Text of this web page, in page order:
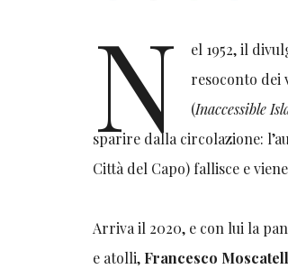
N el 1952, il
resoconto dei
(Inaccessible
sparire dalla circolazione:
Città del Capo) fallisce e
Arriva il 2020, e con lui la
e atolli, Francesco